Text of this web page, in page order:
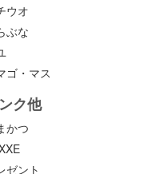
ウオ
ぶな
ゴ・マス
ク他
かつ
ゼント